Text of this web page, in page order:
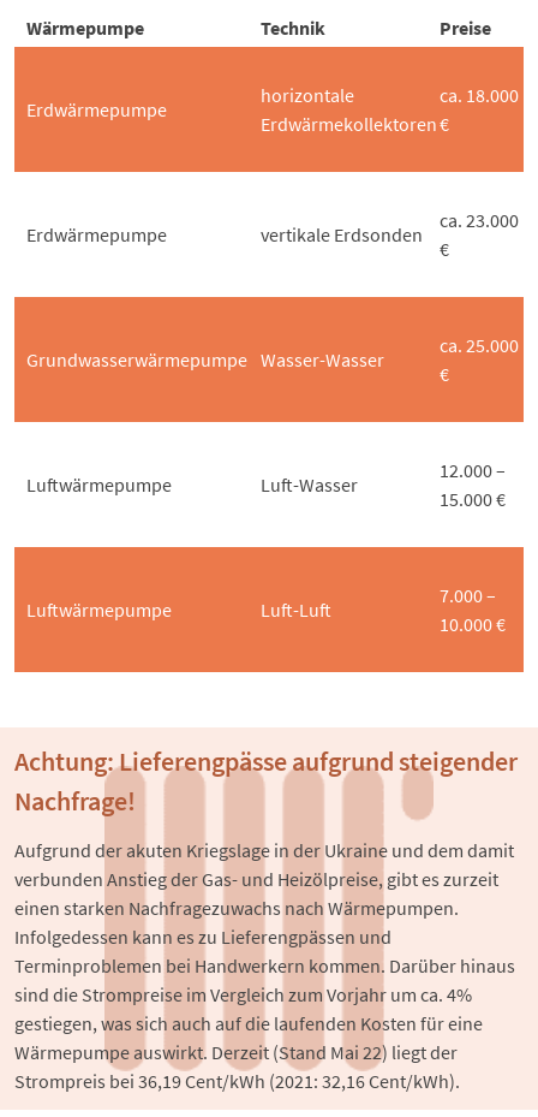
Wärmepumpe Technik Preise
Erdwärmepumpe
horizontale
Erdwärmekollektoren
ca. 18.000
€
Erdwärmepumpe vertikale Erdsonden
ca. 23.000
€
Grundwasserwärmepumpe Wasser-Wasser
ca. 25.000
€
Luftwärmepumpe Luft-Wasser
12.000 –
15.000 €
Luftwärmepumpe Luft-Luft
7.000 –
10.000 €
Achtung: Lieferengpässe aufgrund steigender
Nachfrage!
Aufgrund der akuten Kriegslage in der Ukraine und dem damit
verbunden Anstieg der Gas- und Heizölpreise, gibt es zurzeit
einen starken Nachfragezuwachs nach Wärmepumpen.
Infolgedessen kann es zu Lieferengpässen und
Terminproblemen bei Handwerkern kommen. Darüber hinaus
sind die Strompreise im Vergleich zum Vorjahr um ca. 4%
gestiegen, was sich auch auf die laufenden Kosten für eine
Wärmepumpe auswirkt. Derzeit (Stand Mai 22) liegt der
Strompreis bei 36,19 Cent/kWh (2021: 32,16 Cent/kWh).